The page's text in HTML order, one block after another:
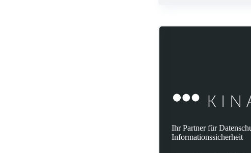
Ihr Partner für
Informationssicherheit